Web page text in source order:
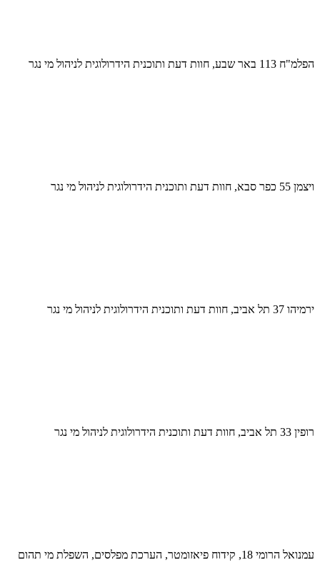
הפלמ"ח 113 באר שבע, חוות דעת ותוכנית הידרולוגית לניהול מי נגר
ויצמן 55 כפר סבא, חוות דעת ותוכנית הידרולוגית לניהול מי נגר
ירמיהו 37 תל אביב, חוות דעת ותוכנית הידרולוגית לניהול מי נגר
רופין 33 תל אביב, חוות דעת ותוכנית הידרולוגית לניהול מי נגר
עמנואל הרומי 18, קידוח פיאזומטר, הערכת מפלסים, השפלת מי תהום